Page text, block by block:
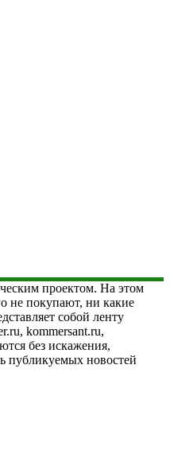
проектом. На этом
не покупают, ни какие
собой ленту
kommersant.ru,
без искажения,
публикуемых новостей